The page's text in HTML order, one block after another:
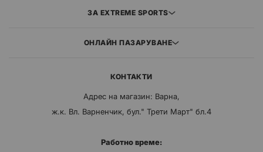
ЗА EXTREME SPORTS
ОНЛАЙН ПАЗАРУВАНЕ
КОНТАКТИ
Адрес на магазин: Варна,
ж.к. Вл. Варненчик, бул." Трети Март" бл.4
Работно време: